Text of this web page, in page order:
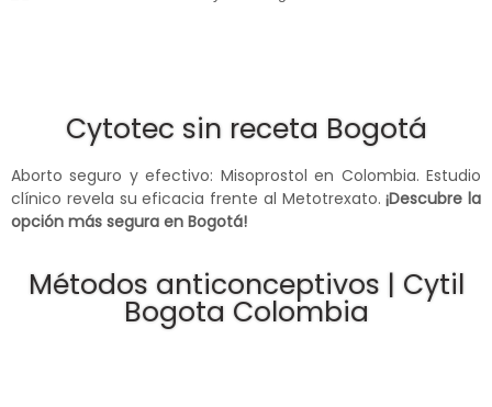
Cytotec sin receta Bogotá
Aborto seguro y efectivo: Misoprostol en Colombia. Estudio
clínico revela su eficacia frente al Metotrexato.¡Descubre la
opción más segura en Bogotá!
Métodos anticonceptivos | Cytil
Bogota Colombia